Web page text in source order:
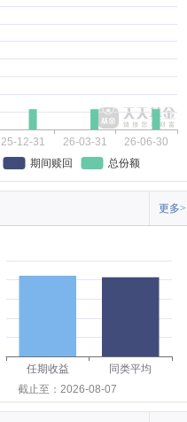
25-12-31 26-03-31
26-06-30
期间赎回 总份额
更多>
任期收益
同类平均
截止至：2026-08-07